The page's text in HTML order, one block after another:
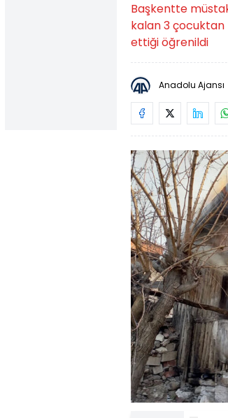
Başkentte
kalan 3 çocuktan
ettiği öğrenildi
Anadolu Ajansı